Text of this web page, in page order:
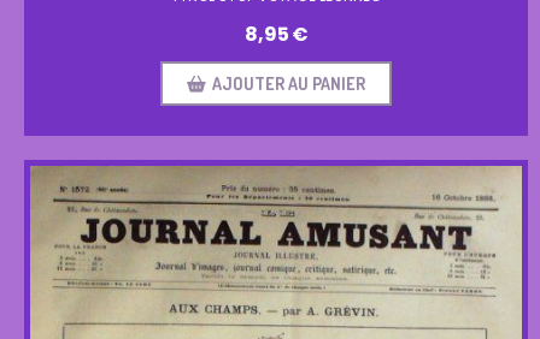
8,95€
AJOUTER AU PANIER